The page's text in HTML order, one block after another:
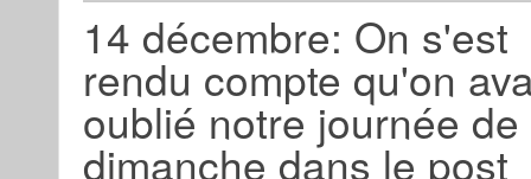
14 décembre: On s'est
rendu compte qu'on
oublié notre journée de
dimanche dans le post